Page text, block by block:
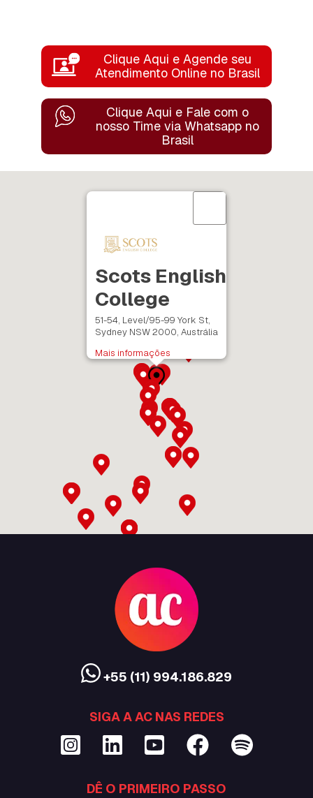
Clique Aqui e Agende seu
Atendimento Online no Brasil
Clique Aqui e Fale com o
nosso Time via Whatsapp no
Brasil
Scots English
College
51-54, Level/95-99 York St,
Sydney NSW 2000, Austrália
Mais informações
+55 (11) 994.186.829
SIGA A AC NAS REDES
DÊ O PRIMEIRO PASSO